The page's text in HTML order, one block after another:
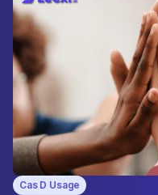
Cas D Usage